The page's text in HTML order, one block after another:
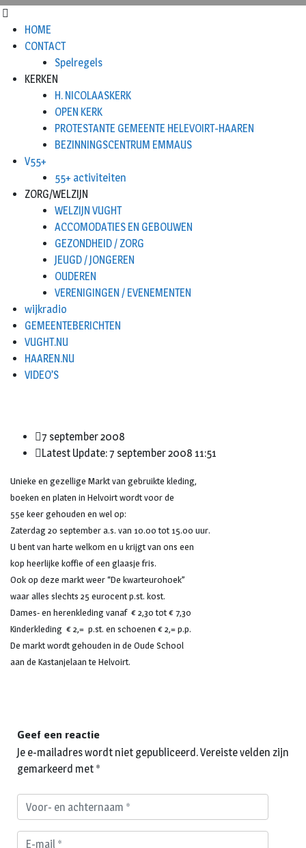
HOME
CONTACT
Spelregels
KERKEN
H. NICOLAASKERK
OPEN KERK
PROTESTANTE GEMEENTE HELEVOIRT-HAAREN
BEZINNINGSCENTRUM EMMAUS
V55+
55+ activiteiten
ZORG/WELZIJN
WELZIJN VUGHT
ACCOMODATIES EN GEBOUWEN
GEZONDHEID / ZORG
JEUGD / JONGEREN
OUDEREN
VERENIGINGEN / EVENEMENTEN
wijkradio
GEMEENTEBERICHTEN
VUGHT.NU
HAAREN.NU
VIDEO’S
7 september 2008
Latest Update: 7 september 2008 11:51
Unieke en gezellige Markt van gebruikte kleding,
boeken en platen in Helvoirt wordt voor de
55e keer gehouden en wel op:
Zaterdag 20 september a.s. van 10.00 tot 15.00 uur.
U bent van harte welkom en u krijgt van ons een
kop heerlijke koffie of een glaasje fris.
Ook op deze markt weer “De kwarteurohoek”
waar alles slechts 25 eurocent p.st. kost.
Dames- en herenkleding vanaf € 2,30 tot € 7,30
Kinderkleding € 2,= p.st. en schoenen € 2,= p.p.
De markt wordt gehouden in de Oude School
aan de Kastanjelaan te Helvoirt.
Geef een reactie
Je e-mailadres wordt niet gepubliceerd.Vereiste velden zijn
gemarkeerd met *